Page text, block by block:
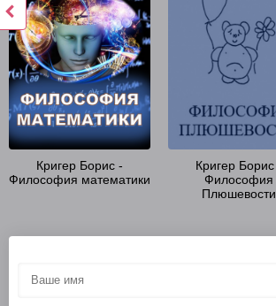
Кригер Борис -
Философия математики
Кригер
Философия
Плюшевости